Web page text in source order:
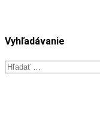
Vyhľadávanie
Hľadať: